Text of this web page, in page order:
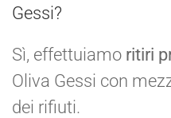
Gessi?
Sì, effettuiamo ritiri
Oliva Gessi con
dei rifiuti.